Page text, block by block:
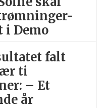
i Demo
falt
ti
– Et
år